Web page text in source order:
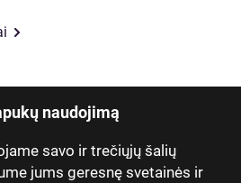
naudojimą
savo ir trečiųjų šalių
jums geresnę svetainės ir